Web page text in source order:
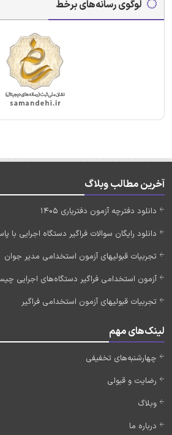
لوگوی رسانه‌های برخط
آخرین مطالب وبلاگ
دانلود دفترچه آزمون دفتریاری 1405
دانلود رایگان سوالات فراگیر دستگاه اجرایی با
تجربیات قبولیهای آزمون استخدامی مدیر جوان
آزمون استخدامی فراگیر دستگاه‌های اجرایی
تجربیات قبولیهای آزمون استخدامی فراگیر
لینک‌های مهم
چهارشنبه‌های تخفیفی
رضایت و قبولی
وبلاگ
درباره ما